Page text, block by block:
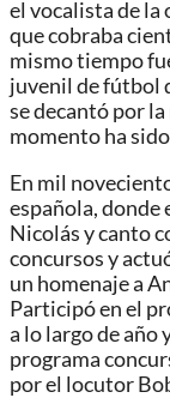
el vocalista de la
que cobraba
mismo tiempo
juvenil de fútbol
se decantó por
momento ha
En mil
española, donde
Nicolás y canto
concursos y
un homenaje a
Participó en el
a lo largo de año
programa
por el locutor